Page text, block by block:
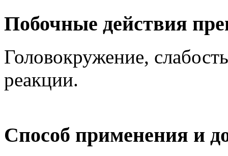
Побочные действия
Головокружение,
реакции.
Способ применения и